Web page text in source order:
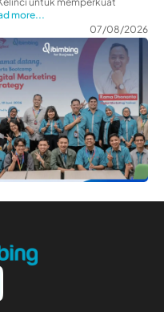
more...
07/08/2026